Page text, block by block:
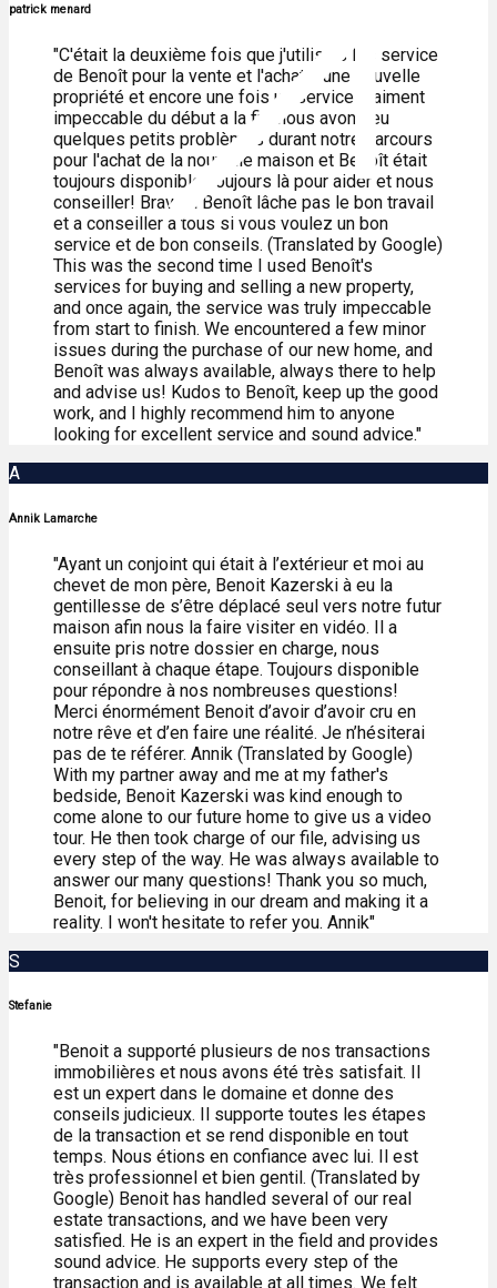
patrick menard
"C'était la deuxième fois que j'utilisais les service
de Benoît pour la vente et l'achat d'une nouvelle
propriété et encore une fois un service vraiment
impeccable du début a la fin, nous avons eu
quelques petits problèmes durant notre parcours
pour l'achat de la nouvelle maison et Benoît était
toujours disponible, toujours là pour aider et nous
conseiller! Bravo a Benoît lâche pas le bon travail
et a conseiller a tous si vous voulez un bon
service et de bon conseils. (Translated by Google)
This was the second time I used Benoît's
services for buying and selling a new property,
and once again, the service was truly impeccable
from start to finish. We encountered a few minor
issues during the purchase of our new home, and
Benoît was always available, always there to help
and advise us! Kudos to Benoît, keep up the good
work, and I highly recommend him to anyone
looking for excellent service and sound advice."
A
Annik Lamarche
"Ayant un conjoint qui était à l’extérieur et moi au
chevet de mon père, Benoit Kazerski à eu la
gentillesse de s’être déplacé seul vers notre futur
maison afin nous la faire visiter en vidéo. Il a
ensuite pris notre dossier en charge, nous
conseillant à chaque étape. Toujours disponible
pour répondre à nos nombreuses questions!
Merci énormément Benoit d’avoir d’avoir cru en
notre rêve et d’en faire une réalité. Je n’hésiterai
pas de te référer. Annik (Translated by Google)
With my partner away and me at my father's
bedside, Benoit Kazerski was kind enough to
come alone to our future home to give us a video
tour. He then took charge of our file, advising us
every step of the way. He was always available to
answer our many questions! Thank you so much,
Benoit, for believing in our dream and making it a
reality. I won't hesitate to refer you. Annik"
S
Stefanie
"Benoit a supporté plusieurs de nos transactions
immobilières et nous avons été très satisfait. Il
est un expert dans le domaine et donne des
conseils judicieux. Il supporte toutes les étapes
de la transaction et se rend disponible en tout
temps. Nous étions en confiance avec lui. Il est
très professionnel et bien gentil. (Translated by
Google) Benoit has handled several of our real
estate transactions, and we have been very
satisfied. He is an expert in the field and provides
sound advice. He supports every step of the
transaction and is available at all times. We felt